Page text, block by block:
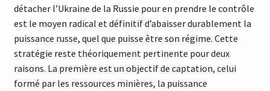
détacher l’Ukraine de la Russie pour en prendre le contrôle
est le moyen radical et définitif d’abaisser durablement la
puissance russe, quel que puisse être son régime. Cette
stratégie reste théoriquement pertinente pour deux
raisons. La première est un objectif de captation, celui
formé par les ressources minières, la puissance